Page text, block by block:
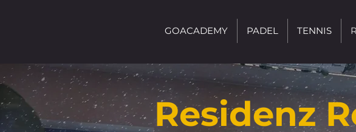
GOACADEMY PADEL TENNIS
Residenz